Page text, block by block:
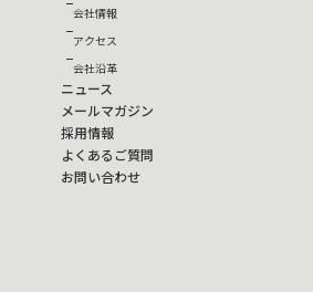
会社情報
アクセス
会社沿革
ニュース
メールマガジン
採用情報
よくあるご質問
お問い合わせ